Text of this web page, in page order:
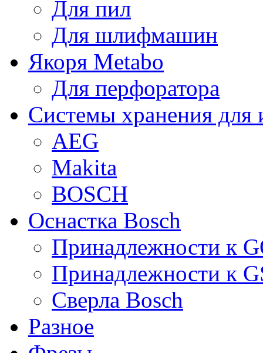
Для пил
Для шлифмашин
Якоря Metabo
Для перфоратора
Системы хранения для
AEG
Makita
BOSCH
Оснастка Bosch
Принадлежности к
Принадлежности к
Сверла Bosch
Разное